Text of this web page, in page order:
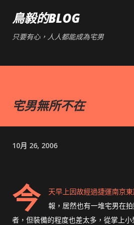
鳥毅的BLOG
只要有心，人人都能成為宅男
宅男無所不在
10月 26, 2006
今
天早上因故經過捷運南京
報，居然也有一堆宅男在
者，但裝備的程度也差太多，從掌上